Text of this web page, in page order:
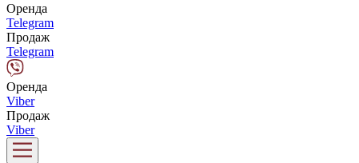
Оренда
Telegram
Продаж
Telegram
Оренда
Viber
Продаж
Viber